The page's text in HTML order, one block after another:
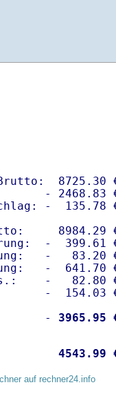
8725.30
- 2468.83
-  135.78
8984.29
-
-   83.20
-  641.70
-   82.80
-  154.03
-
3965.95
4543.99
auf rechner24.info